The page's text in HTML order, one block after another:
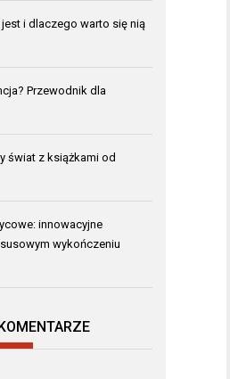
i dlaczego warto się nią
Przewodnik dla
świat z książkami od
innowacyjne
wykończeniu